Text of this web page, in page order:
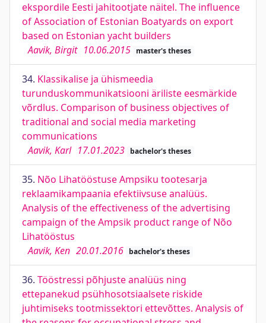
ekspordile Eesti jahitootjate näitel. The influence
of Association of Estonian Boatyards on export
based on Estonian yacht builders
Aavik, Birgit 10.06.2015 master's theses
34. Klassikalise ja ühismeedia
turunduskommunikatsiooni äriliste eesmärkide
võrdlus. Comparison of business objectives of
traditional and social media marketing
communications
Aavik, Karl 17.01.2023 bachelor's theses
35. Nõo Lihatööstuse Ampsiku tootesarja
reklaamikampaania efektiivsuse analüüs.
Analysis of the effectiveness of the advertising
campaign of the Ampsik product range of Nõo
Lihatööstus
Aavik, Ken 20.01.2016 bachelor's theses
36. Tööstressi põhjuste analüüs ning
ettepanekud psühhosotsiaalsete riskide
juhtimiseks tootmissektori ettevõttes. Analysis of